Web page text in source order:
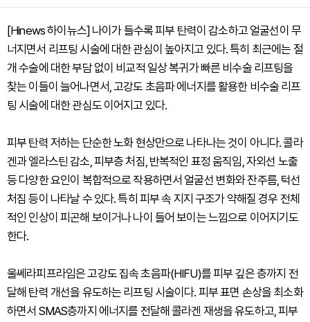
[Hinews 하이뉴스] 나이가 들수록 피부 탄력이 감소하고 얼굴선이 무
너지면서 리프팅 시술에 대한 관심이 높아지고 있다. 특히 최근에는 절
개 수술에 대한 부담 없이 비교적 일상 복귀가 빠른 비수술 리프팅을
찾는 이들이 늘어나면서, 고강도 초음파 에너지를 활용한 비수술 리프
팅 시술에 대한 관심도 이어지고 있다.
피부 탄력 저하는 단순한 노화 현상만으로 나타나는 것이 아니다. 콜라
겐과 엘라스틴 감소, 피부층 처짐, 반복적인 표정 움직임, 자외선 노출
등 다양한 요인이 복합적으로 작용하면서 얼굴선 변화와 잔주름, 턱선
처짐 등이 나타날 수 있다. 특히 피부 속 지지 구조가 약해질 경우 전체
적인 인상이 피곤해 보이거나 나이 들어 보이는 느낌으로 이어지기도
한다.
울쎄라피프라임은 고강도 집속 초음파(HIFU)를 피부 깊은 층까지 전
달해 탄력 개선을 유도하는 리프팅 시술이다. 피부 표면 손상을 최소화
하면서 SMAS층까지 에너지를 전달해 콜라겐 재생을 유도하고, 피부